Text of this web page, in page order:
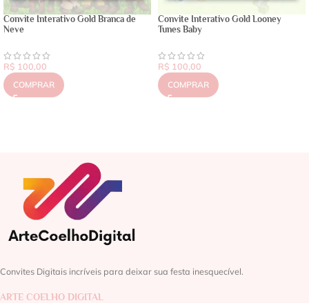
Convite Interativo Gold Branca de
Neve
R$ 100,00
COMPRAR
Convite Interativo Gold Looney
Tunes Baby
R$ 100,00
COMPRAR
Convites Digitais incríveis para deixar sua festa inesquecível.
ARTE COELHO DIGITAL